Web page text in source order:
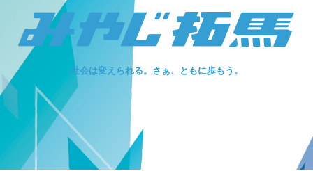
社会は変えられる。さぁ、ともに歩もう。